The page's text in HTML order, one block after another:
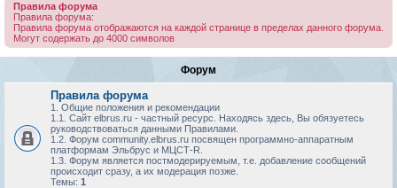
Правила форума
Правила форума:
Правила форума отображаются на каждой странице в пределах данного форума.
Могут содержать до 4000 символов
Форум
Правила форума
1. Общие положения и рекомендации
1.1. Сайт elbrus.ru - частный ресурс. Находясь здесь, Вы обязуетесь
руководствоваться данными Правилами.
1.2. Форум community.elbrus.ru посвящен программно-аппаратным
платформам Эльбрус и МЦСТ-R.
1.3. Форум является постмодерируемым, т.е. добавление сообщений
происходит сразу, а их модерация позже.
Темы: 1